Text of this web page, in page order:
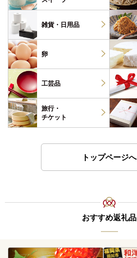
雑貨・ 日用品
卵
工芸品
旅行・
チケット
トップページへ
おすすめ返礼品